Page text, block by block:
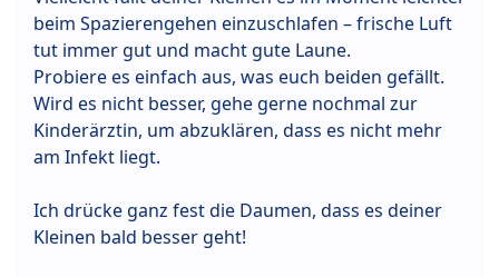
beim Spazierengehen einzuschlafen – frische Luft
tut immer gut und macht gute Laune.
Probiere es einfach aus, was euch beiden gefällt.
Wird es nicht besser, gehe gerne nochmal zur
Kinderärztin, um abzuklären, dass es nicht mehr
am Infekt liegt.
Ich drücke ganz fest die Daumen, dass es deiner
Kleinen bald besser geht!